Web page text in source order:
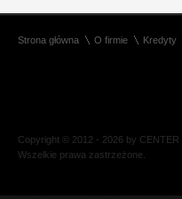
Strona główna O firmie Kredyty
Copyright © 2012 - 2026 by CENTER
Wszelkie prawa zastrzeżone.